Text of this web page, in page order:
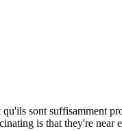
qu'ils sont suffisamment
is that they're near